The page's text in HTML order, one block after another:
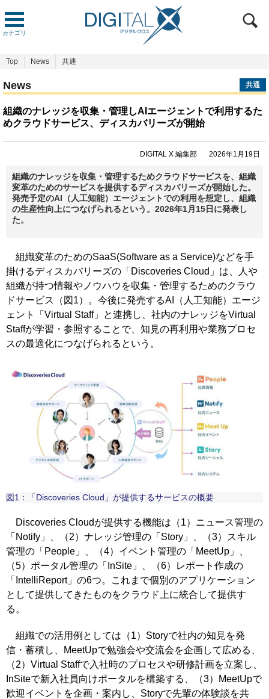
カテゴリ
Top News 共通
News 共通
組織のナレッジを収集・管理しAIエージェントで利用するた
めクラウドサービス、ディスカバリーズが開始
DIGITAL X 編集部 2026年1月19日
組織のナレッジを収集・管理するためクラウドサービスを、組織
変革のためのサービスを提供するディスカバリーズが開始した。
発売予定のAI（人工知能）エージェントでの利用を想定し、組織
の生産性向上につなげられるという。2026年1月15日に発表し
た。
組織変革のためのSaaS(Software as a Service)などを手
掛けるディスカバリーズの「Discoveries Cloud」は、人や
組織が持つ情報やノウハウを収集・管理するためのクラウ
ドサービス（図1）。今後に発売するAI（人工知能）エージ
ェント「Virtual Staff」と連携し、社内のナレッジをVirtual
Staffが学習・参照することで、知見の再利用や業務プロセ
スの最適化につなげられるという。
図1：「Discoveries Cloud」が提供するサービスの概要
Discoveries Cloudが提供する機能は（1）ニュース管理の
「Notify」、（2）ナレッジ管理の「Story」、（3）スキル
管理の「People」、（4）イベント管理の「MeetUp」、
（5）ポータル管理の「InSite」、（6）レポート作成の
「IntelliReport」の6つ。これまで個別のアプリケーション
として提供してきたものをクラウド上に統合して提供す
る。
組織での活用例としては（1）Storyで社内の知見を発
信・蓄積し、MeetUpで勉強会や交流会を企画して広める、
（2）Virtual Staffで入社時のプロセスや研修計画を立案し、
InSiteで新入社員向けポータルを構築する、（3）MeetUpで
歓迎イベントを企画・案内し、Storyで先輩の体験談を共